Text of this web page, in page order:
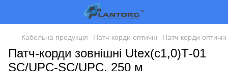
Кабельна продукція Патч-корди оптичні Патч-корди
Патч-корди зовнішні Utex(с1,0)Т-01
SC/UPC-SC/UPC, 250 м